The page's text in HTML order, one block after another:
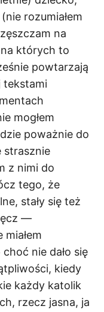
rozumiałem
na
których to
powtarzają
tekstami
mogłem
poważnie do
strasznie
z nimi do
tego, że
stały się też
—
miałem
nie dało się
kiedy
każdy katolik
rzecz jasna, ja